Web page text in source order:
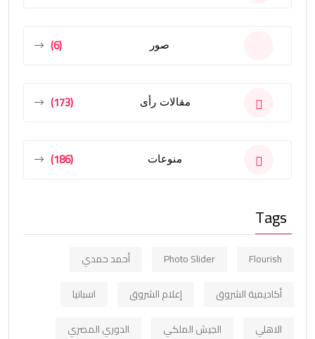
صور (6)
مقالات رأى (173)
منوعات (186)
Tags
Flourish
Photo Slider
أحمد حمدي
أكاديمية الشروق
إعلام الشروق
اسبانيا
الاهلي
الجيش الملكي
الدوري المصري